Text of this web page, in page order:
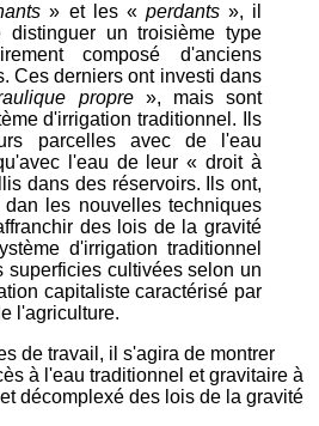
» et les « perdants », il
distinguer un troisième type
composé d'anciens
Ces derniers ont investi dans
propre », mais sont
d'irrigation traditionnel. Ils
parcelles avec de l'eau
l'eau de leur « droit à
dans des réservoirs. Ils ont,
les nouvelles techniques
des lois de la gravité
d'irrigation traditionnel
superficies cultivées selon un
capitaliste caractérisé par
l'agriculture.
de travail, il s'agira de montrer
à l'eau traditionnel et gravitaire à
décomplexé des lois de la gravité